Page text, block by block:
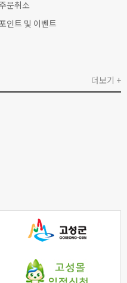
문취소
인트 및 이벤트
더보기 +